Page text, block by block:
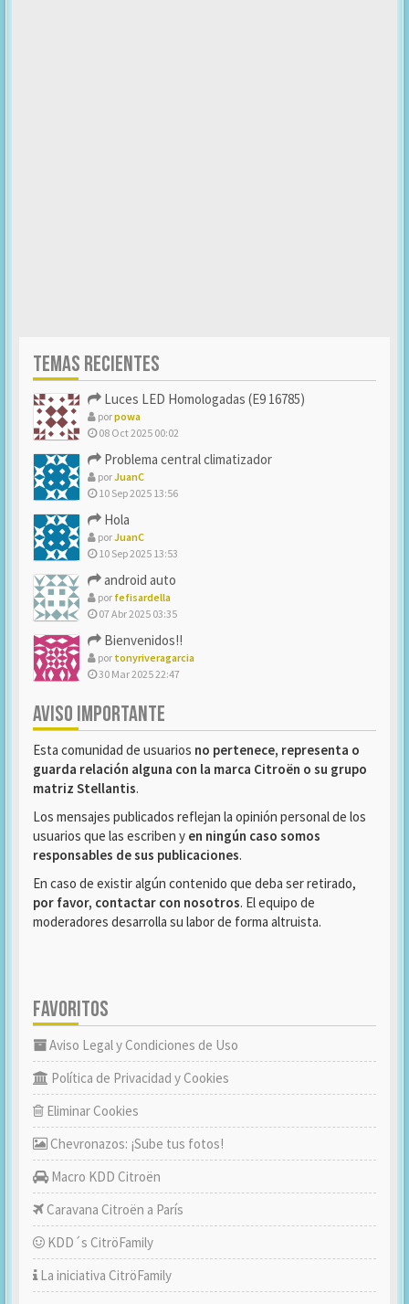
TEMAS RECIENTES
Luces LED Homologadas (E9 16785)
porpowa
08 Oct 2025 00:02
Problema central climatizador
porJuanC
10 Sep 2025 13:56
Hola
porJuanC
10 Sep 2025 13:53
android auto
por fefisardella
07 Abr 2025 03:35
Bienvenidos!!
por tonyriveragarcia
30 Mar 2025 22:47
AVISO IMPORTANTE
Esta comunidad de usuarios no pertenece, representa o
guarda relación alguna con la marca Citroën o su grupo
matriz Stellantis.
Los mensajes publicados reflejan la opinión personal de los
usuarios que las escriben y en ningún caso somos
responsables de sus publicaciones.
En caso de existir algún contenido que deba ser retirado,
por favor, contactar con nosotros. El equipo de
moderadores desarrolla su labor de forma altruista.
FAVORITOS
Aviso Legal y Condiciones de Uso
Política de Privacidad y Cookies
Eliminar Cookies
Chevronazos: ¡Sube tus fotos!
Macro KDD Citroën
Caravana Citroën a París
KDD´s CitröFamily
La iniciativa CitröFamily